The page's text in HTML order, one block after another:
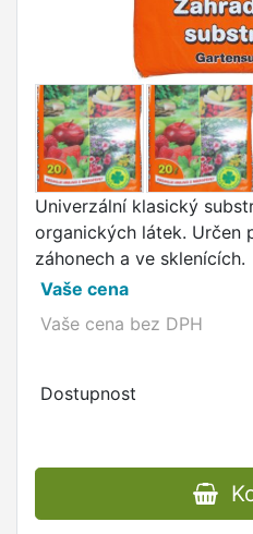
Univerzální klasický
organických látek. Určen
záhonech a ve sklenících.
Vaše cena
Vaše cena bez DPH
Dostupnost